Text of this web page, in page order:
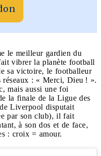
le meilleur gardien du
vibrer la planète football
sa victoire, le footballeur
réseaux : « Merci, Dieu ! ».
mais aussi une foi
la finale de la Ligue des
Liverpool disputait
par son club), il fait
à son dos et de face,
: croix = amour.